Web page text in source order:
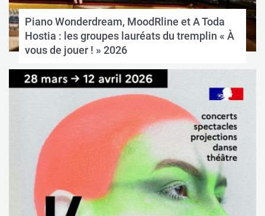
Piano Wonderdream, MoodRline et A Toda
Hostia : les groupes lauréats du tremplin « À
vous de jouer ! » 2026